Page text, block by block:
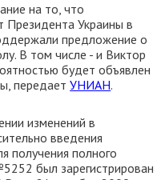
на то, что
Президента Украины в
предложение о
В том числе - и Виктор
будет объявлен
передаетУНИАН.
изменений в
введения
получения полного
был зарегистрирован